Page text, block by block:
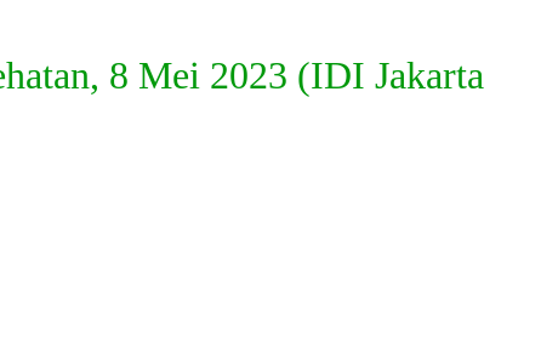
8 Mei 2023 (IDI Jakarta